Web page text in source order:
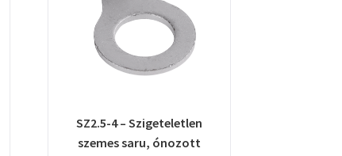
SZ2.5-4 – Szigeteletlen
szemes saru, ónozott